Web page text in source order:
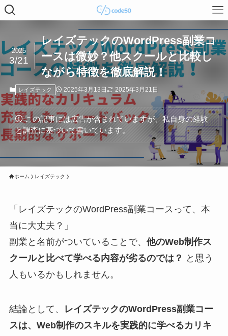
レイズテックのWordPress副業コ
ースは微妙？他スクールと比較し
ながら特徴を徹底解説！
2025
3/21
レイズテック 2025年3月13日 2025年3月21日
この記事には広告が含まれていますが、私自身の経験
と調査に基づいて書いています。
ホーム レイズテック
「レイズテックのWordPress副業コースって、本
当に大丈夫？」
副業と名前がついていることで、 他のWeb制作ス
クールと比べて学べる内容が劣るのでは？ と思う
人もいるかもしれません。
結論として、
レイズテックのWordPress副業コー
スは、Web制作のスキルを実践的に学べるカリキ